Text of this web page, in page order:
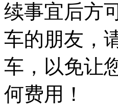
续事宜后方
车的朋友，
车，以免让
何费用！